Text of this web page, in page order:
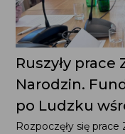
Ruszyły prace
Narodzin.
po Ludzku
Rozpoczęły się